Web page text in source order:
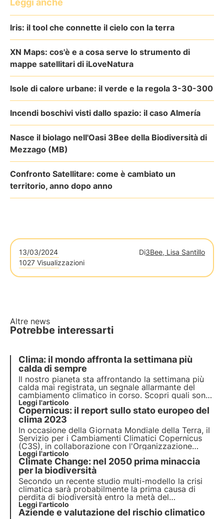
Leggi anche
Iris: il tool che connette il cielo con la terra
XN Maps: cos'è e a cosa serve lo strumento di
mappe satellitari di iLoveNatura
Isole di calore urbane: il verde e la regola 3-30-300
Incendi boschivi visti dallo spazio: il caso Almería
Nasce il biolago nell'Oasi 3Bee della Biodiversità di
Mezzago (MB)
Confronto Satellitare: come è cambiato un
territorio, anno dopo anno
13/03/2024 Di3Bee, Lisa Santillo
1027 Visualizzazioni
Altre news
Potrebbe interessarti
Clima: il mondo affronta la settimana più
calda di sempre
Il nostro pianeta sta affrontando la settimana più
calda mai registrata, un segnale allarmante del
cambiamento climatico in corso. Scopri quali sono
le conseguenze sulla biodiversità e quali misure
dobbiamo adottare per preservarla di fronte al
cambiamento climatico.
Leggi l'articolo
Copernicus: il report sullo stato europeo del
clima 2023
In occasione della Giornata Mondiale della Terra, il
Servizio per i Cambiamenti Climatici Copernicus
(C3S), in collaborazione con l'Organizzazione
Meteorologica Mondiale (OMM), ha rilasciato il
report sullo Stato del Clima Europeo del 2023
(ESOTC 2023). Scopri i dettagli in questo articolo.
Leggi l'articolo
Climate Change: nel 2050 prima minaccia
per la biodiversità
Secondo un recente studio multi-modello la crisi
climatica sarà probabilmente la prima causa di
perdita di biodiversità entro la metà del
ventunesimo secolo. Leggi di più sulle cause della
perdita di biodiversità.
Leggi l'articolo
Aziende e valutazione del rischio climatico